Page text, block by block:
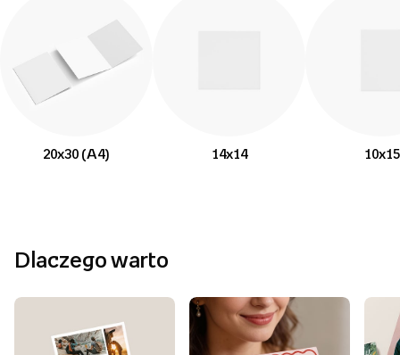
20x30 (A4) 14x14 10x15
Dlaczego warto